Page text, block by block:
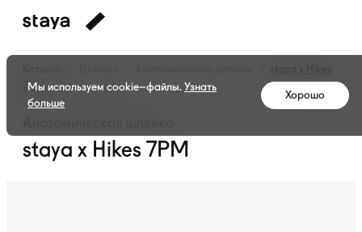
7PM
staya x Hikes 7PM
Мы используем cookie–файлы. Узнать
больше
Хорошо